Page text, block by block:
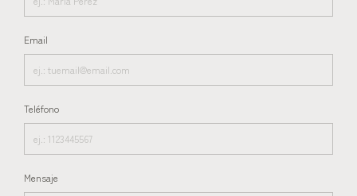
Email
Teléfono
Mensaje